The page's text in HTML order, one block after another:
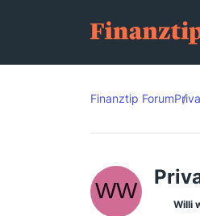
Finanztip Forum
Willi